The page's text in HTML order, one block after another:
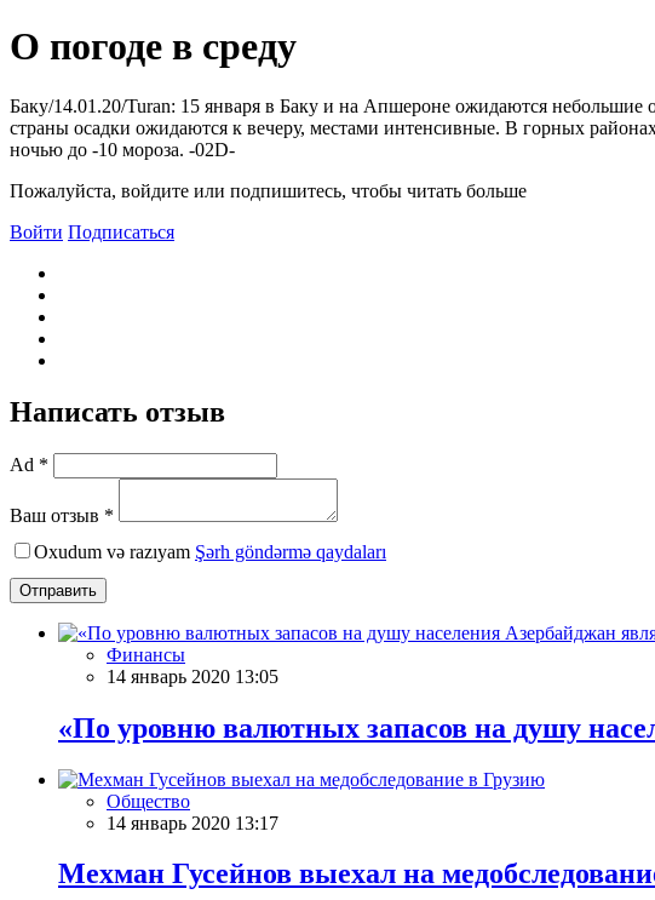
О погоде в среду
Баку/14.01.20/Turan: 15 января в Баку и на Апшероне ожидаются небольшие
страны осадки ожидаются к вечеру, местами интенсивные. В горных
ночью до -10 мороза. -02D-
Пожалуйста, войдите или подпишитесь, чтобы читать больше
Войти Подписаться
Написать отзыв
Ad *
Ваш отзыв *
Oxudum və razıyam Şərh göndərmə qaydaları
Отправить
Финансы
14 январь 2020 13:05
«По уровню валютных запасов на душу
Общество
14 январь 2020 13:17
Мехман Гусейнов выехал на